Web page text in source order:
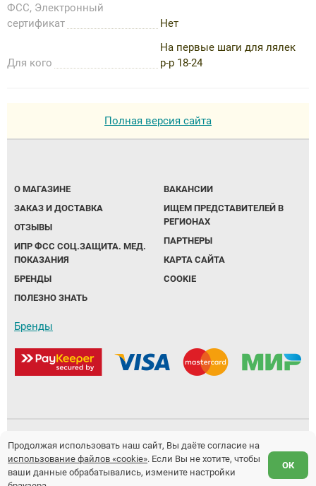
ФСС, Электронный
сертификат
Нет
Для кого
На первые шаги для лялек
р-р 18-24
Полная версия сайта
О МАГАЗИНЕ
ЗАКАЗ И ДОСТАВКА
ОТЗЫВЫ
ИПР ФСС СОЦ.ЗАЩИТА. МЕД.
ПОКАЗАНИЯ
БРЕНДЫ
ПОЛЕЗНО ЗНАТЬ
ВАКАНСИИ
ИЩЕМ ПРЕДСТАВИТЕЛЕЙ В
РЕГИОНАХ
ПАРТНЕРЫ
КАРТА САЙТА
COOKIE
Бренды
Политика обработки персональных данных
Предложение не является публичной офертой.
Продолжая использовать наш сайт, Вы даёте согласие на
использование файлов «cookie». Если Вы не хотите, чтобы
ваши данные обрабатывались, измените настройки
ОК